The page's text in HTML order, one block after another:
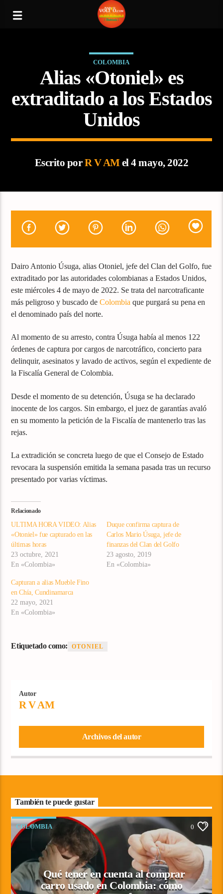
COLOMBIA
Alias «Otoniel» es
extraditado a los Estados
Unidos
Escrito porR V AMel 4 mayo, 2022
Dairo Antonio Úsuga, alias Otoniel, jefe del Clan del Golfo, fue
extraditado por las autoridades colombianas a Estados Unidos,
este miércoles 4 de mayo de 2022. Se trata del narcotraficante
más peligroso y buscado deColombia que purgará su pena en
el denominado país del norte.
Al momento de su arresto, contra Úsuga había al menos 122
órdenes de captura por cargos de narcotráfico, concierto para
delinquir, asesinatos y lavado de activos, según el expediente de
la Fiscalía General de Colombia.
Desde el momento de su detención, Úsuga se ha declarado
inocente de los cargos. Sin embargo, el juez de garantías avaló
en su momento la petición de la Fiscalía de mantenerlo tras las
rejas.
La extradición se concreta luego de que el Consejo de Estado
revocara la suspensión emitida la semana pasada tras un recurso
presentado por varias víctimas.
Relacionado
ULTIMA HORA VIDEO: Alias
«Otoniel» fue capturado en las
últimas horas
23 octubre, 2021
En «Colombia»
Duque confirma captura de
Carlos Mario Úsuga, jefe de
finanzas del Clan del Golfo
23 agosto, 2019
En «Colombia»
Capturan a alias Mueble Fino
en Chía, Cundinamarca
22 mayo, 2021
En «Colombia»
Etiquetado como: OTONIEL
Autor
R V AM
Archivos del autor
También te puede gustar
COLOMBIA 0
Qué tener en cuenta al comprar
carro usado en Colombia: cómo